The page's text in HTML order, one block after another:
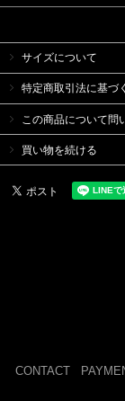
サイズについて
特定商取引法に基づ
この商品について問
買い物を続ける
CONTACT